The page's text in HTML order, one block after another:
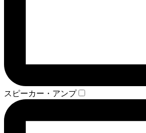
スピーカー・アンプ